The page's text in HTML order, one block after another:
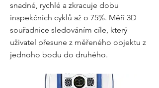
snadné, rychlé a zkracuje dobu
inspekčních cyklů až o 75%. Měří 3D
souřadnice sledováním cíle, který
uživatel přesune z měřeného objektu z
jednoho bodu do druhého.